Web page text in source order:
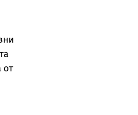
от